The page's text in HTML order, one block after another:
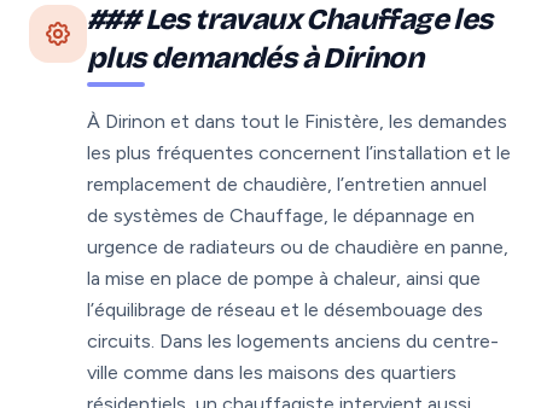
### Les travaux Chauffage les
plus demandés à Dirinon
À Dirinon et dans tout le Finistère, les demandes
les plus fréquentes concernent l’installation et le
remplacement de chaudière, l’entretien annuel
de systèmes de Chauffage, le dépannage en
urgence de radiateurs ou de chaudière en panne,
la mise en place de pompe à chaleur, ainsi que
l’équilibrage de réseau et le désembouage des
circuits. Dans les logements anciens du centre-
ville comme dans les maisons des quartiers
résidentiels, un chauffagiste intervient aussi